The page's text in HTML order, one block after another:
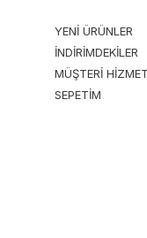
YENİ ÜRÜNLER
İNDİRİMDEKİLER
MÜŞTERİ
SEPETİM